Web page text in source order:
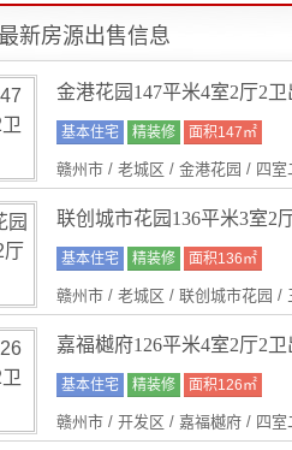
新房源出售信息
金港花园147平米4室2厅2卫
基本住宅 精装修 面积147㎡
赣州市 / 老城区 / 金港花园 / 四室
联创城市花园136平米3室2
基本住宅 精装修 面积136㎡
赣州市 / 老城区 / 联创城市花园 /
嘉福樾府126平米4室2厅2卫
基本住宅 精装修 面积126㎡
赣州市 / 开发区 / 嘉福樾府 / 四室